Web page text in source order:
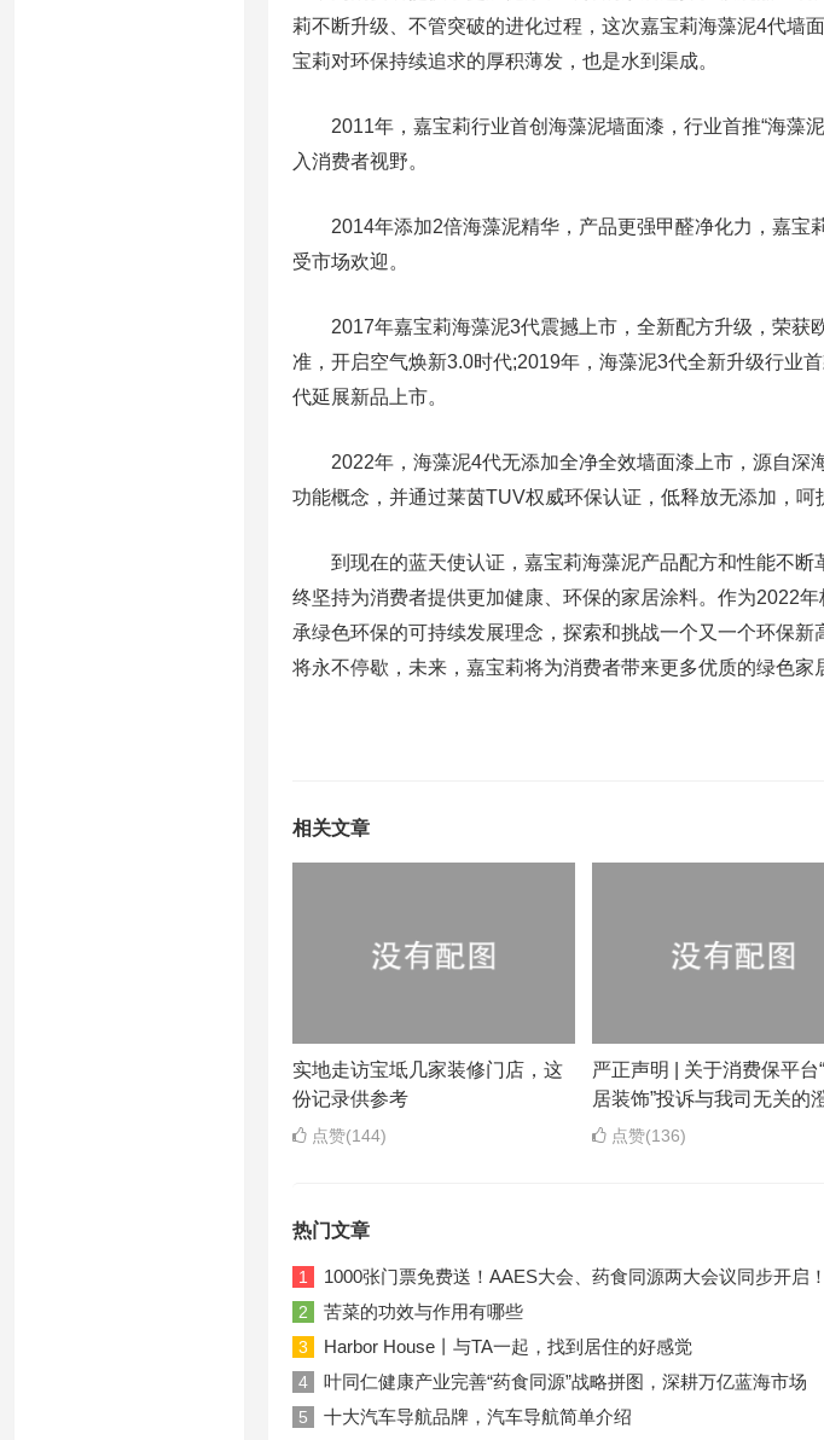
莉不断升级、不管突破的进化过程，这次嘉宝莉海藻泥4代墙
宝莉对环保持续追求的厚积薄发，也是水到渠成。
2011年，嘉宝莉行业首创海藻泥墙面漆，行业首推“海藻泥
入消费者视野。
2014年添加2倍海藻泥精华，产品更强甲醛净化力，嘉宝
受市场欢迎。
2017年嘉宝莉海藻泥3代震撼上市，全新配方升级，荣获
准，开启空气焕新3.0时代;2019年，海藻泥3代全新升级行业
代延展新品上市。
2022年，海藻泥4代无添加全净全效墙面漆上市，源自深
功能概念，并通过莱茵TUV权威环保认证，低释放无添加，呵
到现在的蓝天使认证，嘉宝莉海藻泥产品配方和性能不断
终坚持为消费者提供更加健康、环保的家居涂料。作为2022
承绿色环保的可持续发展理念，探索和挑战一个又一个环保
将永不停歇，未来，嘉宝莉将为消费者带来更多优质的绿色家
相关文章
实地走访宝坻几家装修门店，这
份记录供参考
点赞(144)
严正声明 | 关于消费保平台
居装饰”投诉与我司无关的
点赞(136)
热门文章
1 1000张门票免费送！AAES大会、药食同源两大会议同步开启！
2 苦菜的功效与作用有哪些
3 Harbor House丨与TA一起，找到居住的好感觉
4 叶同仁健康产业完善“药食同源”战略拼图，深耕万亿蓝海市场
5 十大汽车导航品牌，汽车导航简单介绍